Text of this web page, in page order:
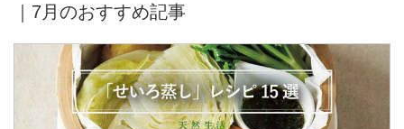
｜7月のおすすめ記事